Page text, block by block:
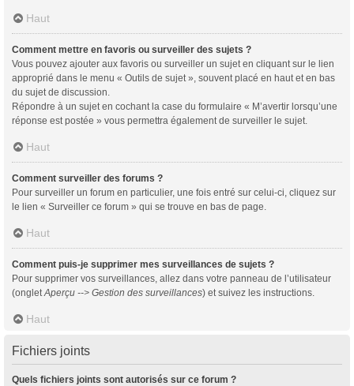
Haut
Comment mettre en favoris ou surveiller des sujets ?
Vous pouvez ajouter aux favoris ou surveiller un sujet en cliquant sur le lien
approprié dans le menu « Outils de sujet », souvent placé en haut et en bas
du sujet de discussion.
Répondre à un sujet en cochant la case du formulaire « M’avertir lorsqu’une
réponse est postée » vous permettra également de surveiller le sujet.
Haut
Comment surveiller des forums ?
Pour surveiller un forum en particulier, une fois entré sur celui-ci, cliquez sur
le lien « Surveiller ce forum » qui se trouve en bas de page.
Haut
Comment puis-je supprimer mes surveillances de sujets ?
Pour supprimer vos surveillances, allez dans votre panneau de l’utilisateur
(ongletAperçu --> Gestion des surveillances) et suivez les instructions.
Haut
Fichiers joints
Quels fichiers joints sont autorisés sur ce forum ?